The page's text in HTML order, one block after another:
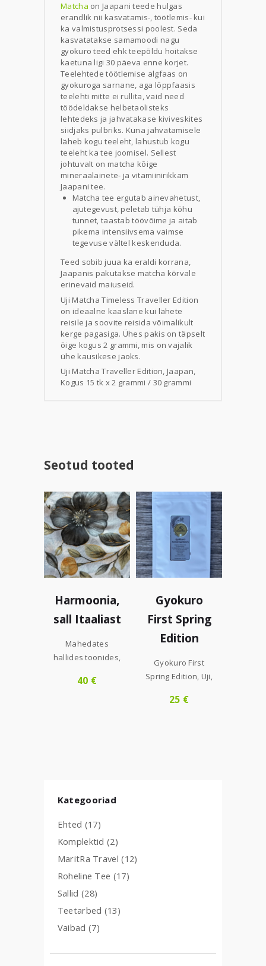
Matcha on Jaapani teede hulgas
erandlik nii kasvatamis-, töötlemis- kui
ka valmistusprotsessi poolest. Seda
kasvatatakse samamoodi nagu
gyokuro teed ehk teepõldu hoitakse
kaetuna ligi 30 päeva enne korjet.
Teelehtede töötlemise algfaas on
gyokuroga sarnane, aga lõppfaasis
teelehti mitte ei rullita, vaid need
töödeldakse helbetaolisteks
lehtedeks ja jahvatakase kiviveskites
siidjaks pulbriks. Kuna jahvatamisele
läheb kogu teeleht, lahustub kogu
teeleht ka tee joomisel. Sellest
johtuvalt on matcha kõige
mineraalainete- ja vitamiinirikkam
Jaapani tee.
Matcha tee ergutab ainevahetust,
ajutegevust, peletab tühja kõhu
tunnet, taastab töövõime ja aitab
pikema intensiivsema vaimse
tegevuse vältel keskenduda.
Teed sobib juua ka eraldi korrana,
Jaapanis pakutakse matcha kõrvale
erinevaid maiuseid.
Uji Matcha Timeless Traveller Edition
on ideaalne kaaslane kui lähete
reisile ja soovite reisida võimalikult
kerge pagasiga. Ühes pakis on täpselt
õige kogus 2 grammi, mis on vajalik
ühe kausikese jaoks.
Uji Matcha Traveller Edition, Jaapan,
Kogus 15 tk x 2 grammi / 30 grammi
Seotud tooted
Harmoonia,
sall Itaaliast
Mahedates
hallides toonides,
siidi-puu...
40 €
Gyokuro
First Spring
Edition
Gyokuro First
Spring Edition, Uji,
25 €
Kategooriad
Ehted (17)
Komplektid (2)
MaritRa Travel (12)
Roheline Tee (17)
Sallid (28)
Teetarbed (13)
Vaibad (7)